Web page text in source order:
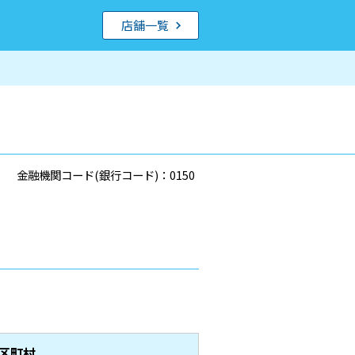
店舗一覧
金融機関コード(銀行コード)：0150